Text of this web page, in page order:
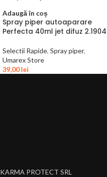
Adaugă în coș
Spray piper autoaparare
Perfecta 40ml jet difuz 2.1904
Selectii Rapide, Spray piper,
Umarex Store
39,00lei
KARMA PROTECT SRL